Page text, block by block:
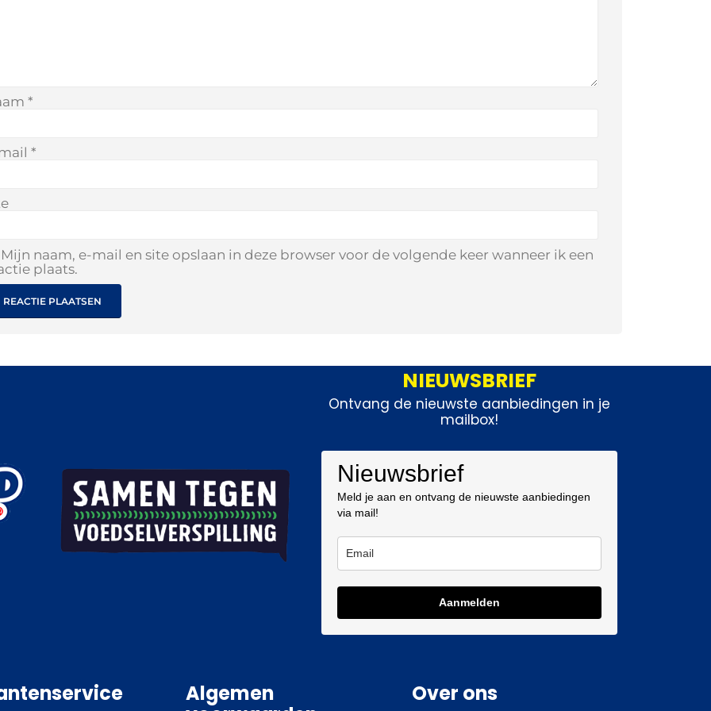
*
*
Mijn naam, e-mail en site opslaan in deze browser voor de volgende keer wanneer ik een
plaats.
NIEUWSBRIEF
Ontvang de nieuwste aanbiedingen in je
mailbox!
Nieuwsbrief
Meld je aan en ontvang de nieuwste aanbiedingen
via mail!
Aanmelden
Algemen
Over ons